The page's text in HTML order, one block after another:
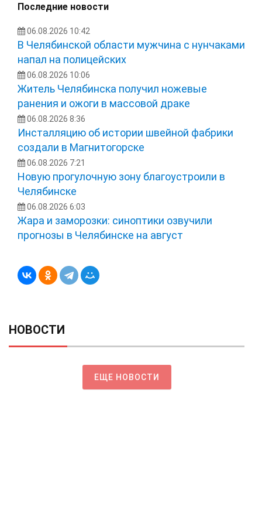
Последние новости
06.08.2026 10:42
В Челябинской области мужчина с нунчаками
напал на полицейских
06.08.2026 10:06
Житель Челябинска получил ножевые
ранения и ожоги в массовой драке
06.08.2026 8:36
Инсталляцию об истории швейной фабрики
создали в Магнитогорске
06.08.2026 7:21
Новую прогулочную зону благоустроили в
Челябинске
06.08.2026 6:03
Жара и заморозки: синоптики озвучили
прогнозы в Челябинске на август
НОВОСТИ
ЕЩЕ НОВОСТИ